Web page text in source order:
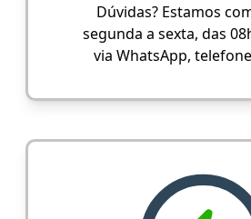
Dúvidas? Estamos
segunda a sexta, das
via WhatsApp,